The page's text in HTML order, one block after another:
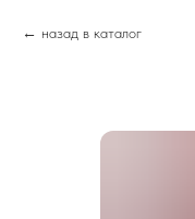
назад в каталог